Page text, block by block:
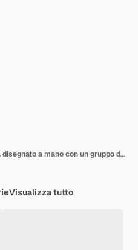
Sfondo di giorno di amicizia disegnato a mano con un gruppo di amici
Visualizza tutto